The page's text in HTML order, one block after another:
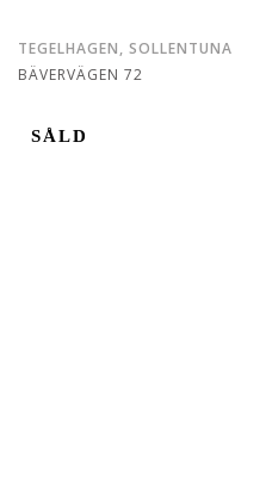
TEGELHAGEN, SOLLENTUNA
BÄVERVÄGEN 72
SÅLD